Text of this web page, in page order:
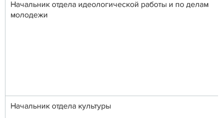
Начальник отдела идеологической работы и по делам
Начальник отдела культуры